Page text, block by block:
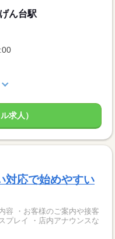
ん台駅
求人）
対応で始めやすい
容 ・お客様のご案内や接客
プレイ ・店内アナウンスな